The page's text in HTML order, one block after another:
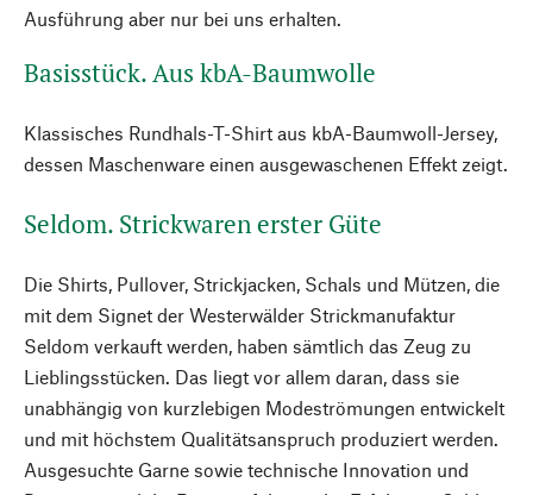
Ausführung aber nur bei uns erhalten.
Basisstück. Aus kbA-Baumwolle
Klassisches Rundhals-T-Shirt aus kbA-Baumwoll-Jersey,
dessen Maschenware einen ausgewaschenen Effekt zeigt.
Seldom. Strickwaren erster Güte
Die Shirts, Pullover, Strickjacken, Schals und Mützen, die
mit dem Signet der Westerwälder Strickmanufaktur
Seldom verkauft werden, haben sämtlich das Zeug zu
Lieblingsstücken. Das liegt vor allem daran, dass sie
unabhängig von kurzlebigen Modeströmungen entwickelt
und mit höchstem Qualitätsanspruch produziert werden.
Ausgesuchte Garne sowie technische Innovation und